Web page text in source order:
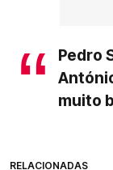
Pedro
muito
RELACIONADAS